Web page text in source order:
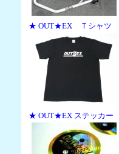
★ OUT★EX Ｔシャツ
★ OUT★EX ステッカー